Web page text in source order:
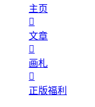
主页

文章

画札

正版福利